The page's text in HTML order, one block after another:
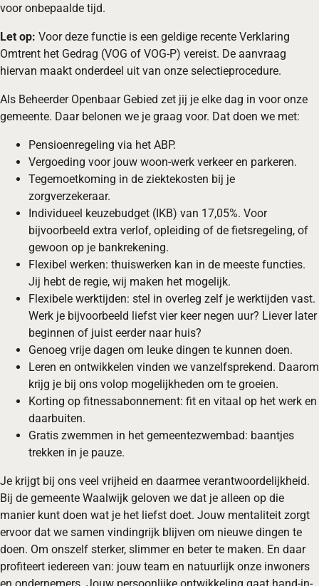
voor onbepaalde tijd.
Let op: Voor deze functie is een geldige recente Verklaring
Omtrent het Gedrag (VOG of VOG-P) vereist. De aanvraag
hiervan maakt onderdeel uit van onze selectieprocedure.
Als Beheerder Openbaar Gebied zet jij je elke dag in voor onze
gemeente. Daar belonen we je graag voor. Dat doen we met:
Pensioenregeling via het ABP.
Vergoeding voor jouw woon-werk verkeer en parkeren.
Tegemoetkoming in de ziektekosten bij je
zorgverzekeraar.
Individueel keuzebudget (IKB) van 17,05%. Voor
bijvoorbeeld extra verlof, opleiding of de fietsregeling, of
gewoon op je bankrekening.
Flexibel werken: thuiswerken kan in de meeste functies.
Jij hebt de regie, wij maken het mogelijk.
Flexibele werktijden: stel in overleg zelf je werktijden vast.
Werk je bijvoorbeeld liefst vier keer negen uur? Liever later
beginnen of juist eerder naar huis?
Genoeg vrije dagen om leuke dingen te kunnen doen.
Leren en ontwikkelen vinden we vanzelfsprekend. Daarom
krijg je bij ons volop mogelijkheden om te groeien.
Korting op fitnessabonnement: fit en vitaal op het werk en
daarbuiten.
Gratis zwemmen in het gemeentezwembad: baantjes
trekken in je pauze.
Je krijgt bij ons veel vrijheid en daarmee verantwoordelijkheid.
Bij de gemeente Waalwijk geloven we dat je alleen op die
manier kunt doen wat je het liefst doet. Jouw mentaliteit zorgt
ervoor dat we samen vindingrijk blijven om nieuwe dingen te
doen. Om onszelf sterker, slimmer en beter te maken. En daar
profiteert iedereen van: jouw team en natuurlijk onze inwoners
en ondernemers. Jouw persoonlijke ontwikkeling gaat hand-in-